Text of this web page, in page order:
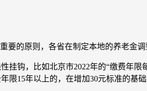
要的原则，各省在制定本地的养老金调
挂钩，比如北京市2022年的“缴费年
限15年以上的，在增加30元标准的基